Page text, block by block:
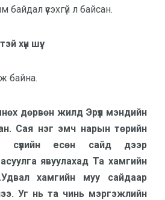
үүсэхгүй л байсан.
хүн шүү.
байна.
дөрвөн жилд Эрүүл мэндийн
Сая нэг эмч нарын төрийн
сүүлийн есөн сайд дээр
асуулга явуулахад Та хамгийн
хамгийн муу сайдаар
Уг нь та чинь мэргэжлийн